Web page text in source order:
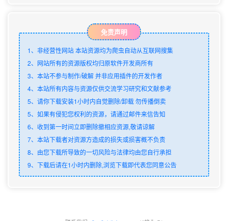
免责声明
1、非经营性网站 本站资源均为爬虫自动从互联网搜集
2、网站所有的资源版权均归原软件开发商所有
3、本站不参与制作/破解 并非应用插件的开发作者
4、本站所有内容与资源仅供交流学习研究和文献参考
5、请你下载安装1小时内自觉删除/卸载 勿传播倒卖
5、如果有侵犯您权利的资源，请通过邮件来信告知
6、收到第一时间立即删除撤相应资源,敬请谅解
7、本站下载者对资源方造成的损失或损害概不负责
8、由您下载所导致的一切风险与法律均由您自行承担
9、下载后请在1小时内删除,浏览下载即代表您同意公告